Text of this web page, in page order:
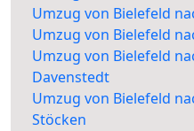
Umzug von Bielefeld
Umzug von Bielefeld
Umzug von Bielefeld
Davenstedt
Umzug von Bielefeld
Stöcken